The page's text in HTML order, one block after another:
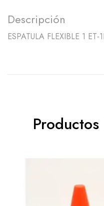
Descripción
ESPATULA FLEXIBLE 1 ET-